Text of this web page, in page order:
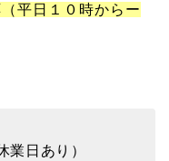
平日１０時からー
業日あり）